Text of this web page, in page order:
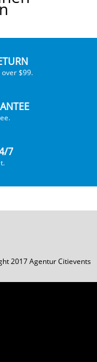
$99.
7
2017 Agentur Citievents